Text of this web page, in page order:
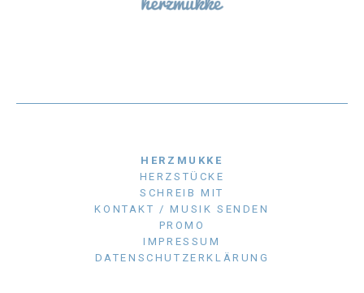
HERZMUKKE
HERZSTÜCKE
SCHREIB MIT
KONTAKT / MUSIK SENDEN
PROMO
IMPRESSUM
DATENSCHUTZERKLÄRUNG